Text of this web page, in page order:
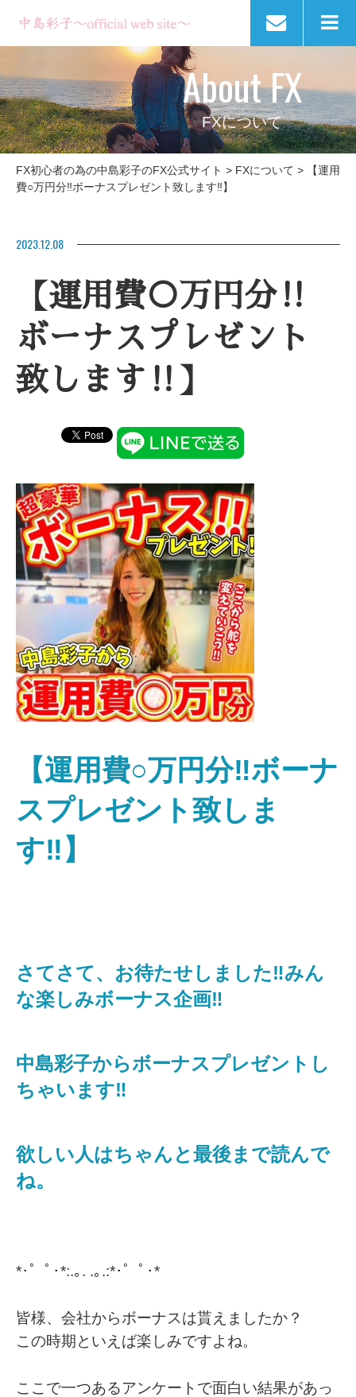
About FX
FXについて
FX初心者の為の中島彩子のFX公式サイト > FXについて >
【運用
費○万円分‼ボーナスプレゼント致します‼】
2023.12.08
【運用費○万円分‼
ボーナスプレゼント
致します‼】
【運用費○万円分‼ボーナ
スプレゼント致しま
す‼】
さてさて、お待たせしました‼️みん
な楽しみボーナス企画‼️
中島彩子からボーナスプレゼントし
ちゃいます‼️
欲しい人はちゃんと最後まで読んで
ね。
*･゜ﾟ･*:.｡. .｡.:*･゜ﾟ･*
皆様、会社からボーナスは貰えましたか？
この時期といえば楽しみですよね。
ここで一つあるアンケートで面白い結果があっ